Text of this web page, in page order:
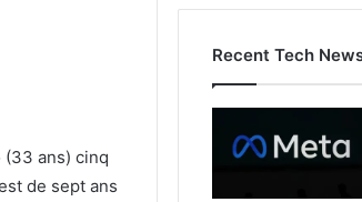
(33 ans) cinq
de sept ans
Recent Tech